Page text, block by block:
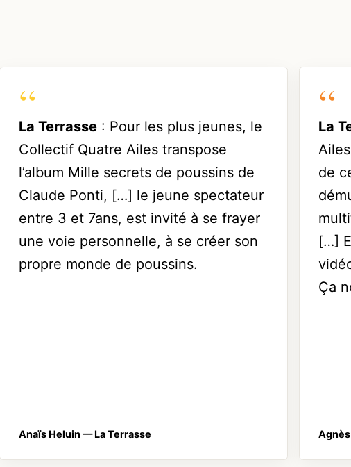
La Terrasse: Pour les plus jeunes, le
Collectif Quatre Ailes transpose
l’album Mille secrets de poussins de
Claude Ponti, […] le jeune spectateur
entre 3 et 7ans, est invité à se frayer
une voie personnelle, à se créer son
propre monde de poussins.
Anaïs Heluin — La Terrasse
La
de
[…]
Ça